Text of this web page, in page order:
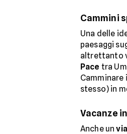
Cammini
Una delle
paesaggi
altrettanto
Pace tra
Camminare
stesso) in
Vacanze
Anche un